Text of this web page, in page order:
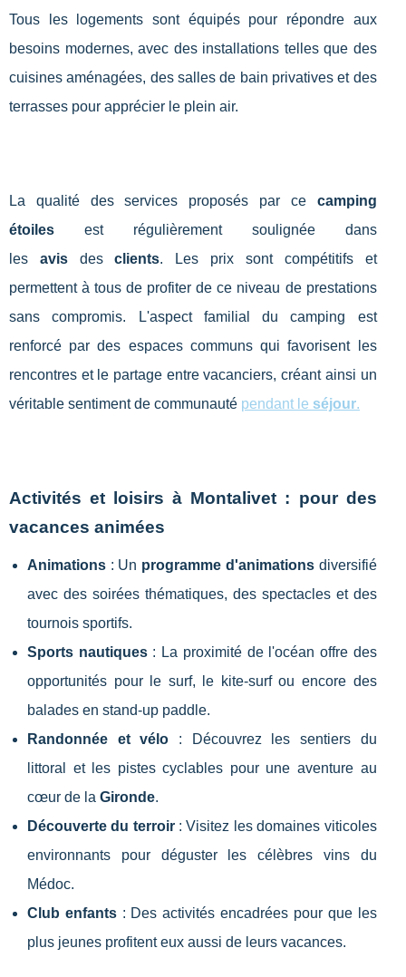
Tous les logements sont équipés pour répondre aux
besoins modernes, avec des installations telles que des
cuisines aménagées, des salles de bain privatives et des
terrasses pour apprécier le plein air.
La qualité des services proposés par ce camping
étoiles est régulièrement soulignée dans
les avisdesclients. Les prix sont compétitifs et
permettent à tous de profiter de ce niveau de prestations
sans compromis. L'aspect familial du camping est
renforcé par des espaces communs qui favorisent les
rencontres et le partage entre vacanciers, créant ainsi un
véritable sentiment de communauté pendant le séjour.
Activités et loisirs à Montalivet : pour des
vacances animées
Animations : Un programme d'animationsdiversifié
avec des soirées thématiques, des spectacles et des
tournois sportifs.
Sports nautiques: La proximité de l'océan offre des
opportunités pour le surf, le kite-surf ou encore des
balades en stand-up paddle.
Randonnée et vélo : Découvrez les sentiers du
littoral et les pistes cyclables pour une aventure au
cœur de la Gironde.
Découverte du terroir: Visitez les domaines viticoles
environnants pour déguster les célèbres vins du
Médoc.
Club enfants: Des activités encadrées pour que les
plus jeunes profitent eux aussi de leurs vacances.